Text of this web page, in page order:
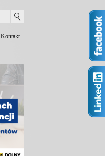
Kontakt